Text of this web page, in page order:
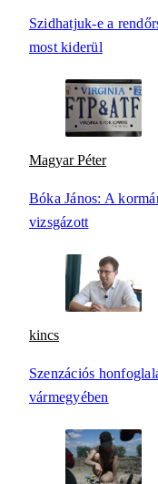
Szidhatjuk-e a
most kiderül
Magyar Péter
Bóka János: A
vizsgázott
kincs
Szenzációs
vármegyében